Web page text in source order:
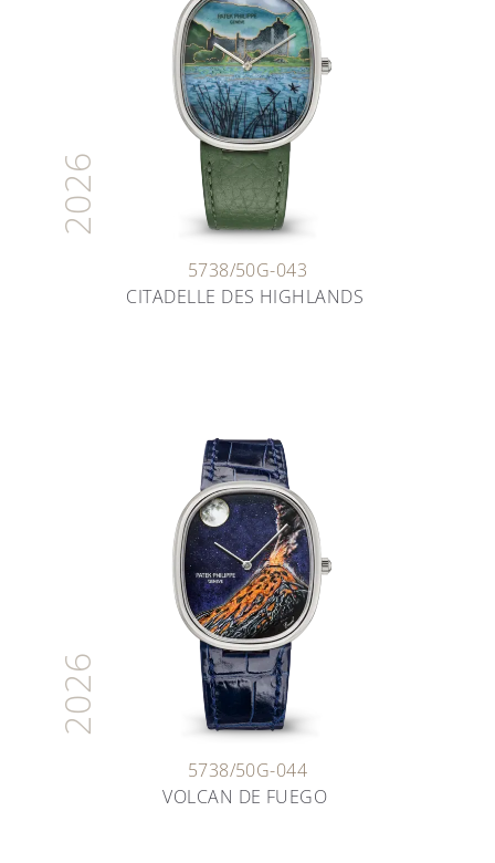
2026
5738/50G-043
CITADELLE DES HIGHLANDS
2026
5738/50G-044
VOLCAN DE FUEGO